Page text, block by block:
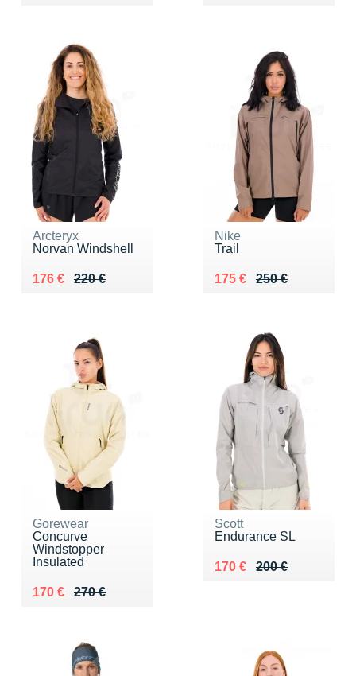
Arcteryx
Norvan Windshell
220 €
Au lieu de 220 €
176 €
Vendu 176 €
Nike
Trail
250 €
Au lieu de 250 €
175 €
Vendu 175 €
Gorewear
Concurve
Windstopper
Insulated
270 €
Au lieu de 270 €
170 €
Vendu 170 €
Scott
Endurance SL
200 €
Au lieu de 200 €
170 €
Vendu 170 €